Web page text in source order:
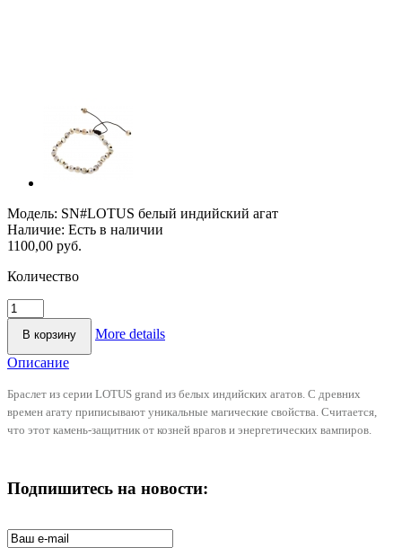
Модель: SN#LOTUS белый индийский агат
Наличие: Есть в наличии
1100,00 руб.
Количество
More details
Описание
Браслет из серии LOTUS grand из белых индийских агатов. С древних
времен агату приписывают уникальные магические свойства. Считается,
что этот камень-защитник от козней врагов и энергетических вампиров.
Подпишитесь на новости: